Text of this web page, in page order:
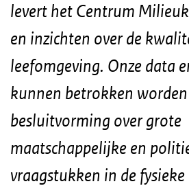
levert het Centrum
en inzichten over de
leefomgeving. Onze data
kunnen betrokken
besluitvorming over grote
maatschappelijke en
vraagstukken in de